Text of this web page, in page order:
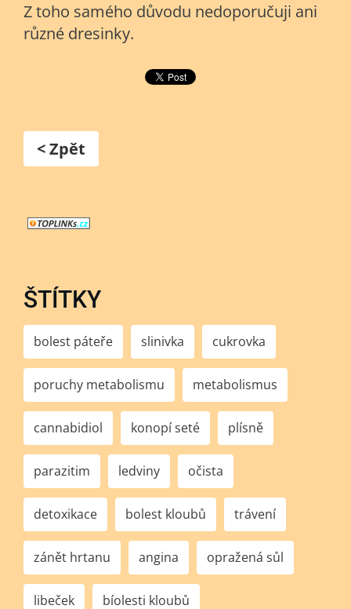
Z toho samého důvodu nedoporučuji ani
různé dresinky.
< Zpět
ŠTÍTKY
bolest páteře slinivka cukrovka
poruchy metabolismu metabolismus
cannabidiol konopí seté plísně
parazitim ledviny očista
detoxikace bolest kloubů trávení
zánět hrtanu angina opražená sůl
libeček bíolesti kloubů